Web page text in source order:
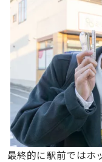
最終的に駅前ではホ